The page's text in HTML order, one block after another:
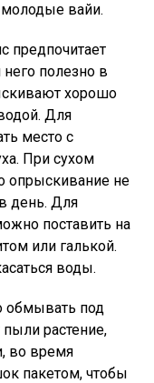
молодые вайи.
предпочитает
полезно в
хорошо
Для
место с
При сухом
опрыскивание не
день. Для
поставить на
или галькой.
воды.
обмывать под
растение,
во время
пакетом, чтобы